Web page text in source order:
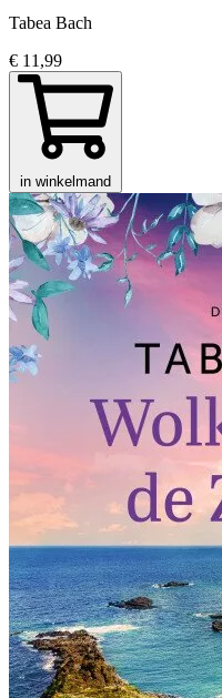
Tabea Bach
€ 11,99
in winkelmand